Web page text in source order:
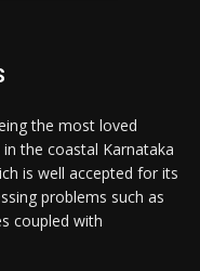
the most loved
the coastal Karnataka
is well accepted for its
problems such as
coupled with